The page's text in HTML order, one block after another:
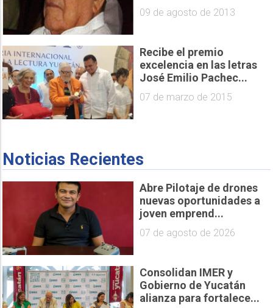
09 de agosto de 2013
Recibe el premio
excelencia en las letras
José Emilio Pachec...
07 de marzo de 2015
Noticias Recientes
Abre Pilotaje de drones
nuevas oportunidades a
joven emprend...
07 de agosto de 2026
Consolidan IMER y
Gobierno de Yucatán
alianza para fortalece...